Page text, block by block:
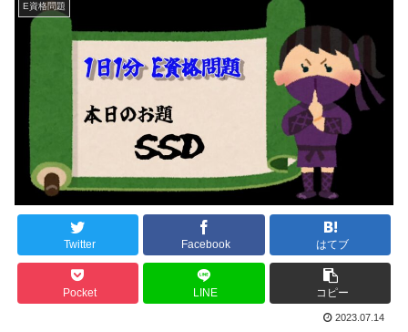
E資格問題
Twitter Facebook はてブ
Pocket LINE コピー
2023.07.14